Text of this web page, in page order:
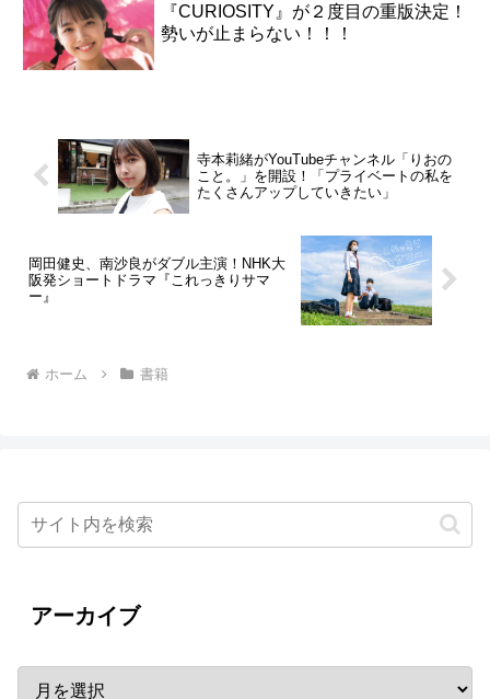
『CURIOSITY』が２度目の重版決定！
勢いが止まらない！！！
寺本莉緒がYouTubeチャンネル「りおの
こと。」を開設！「プライベートの私を
たくさんアップしていきたい」
岡田健史、南沙良がダブル主演！NHK大
阪発ショートドラマ『これっきりサマ
ー』
ホーム 書籍
アーカイブ